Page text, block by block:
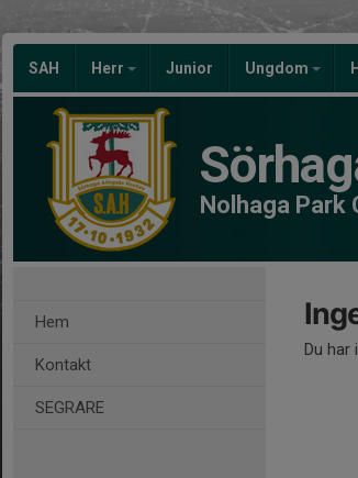
SAH Herr Junior Ungdom
Nolhaga Park
Hem
Kontakt
SEGRARE
Du har